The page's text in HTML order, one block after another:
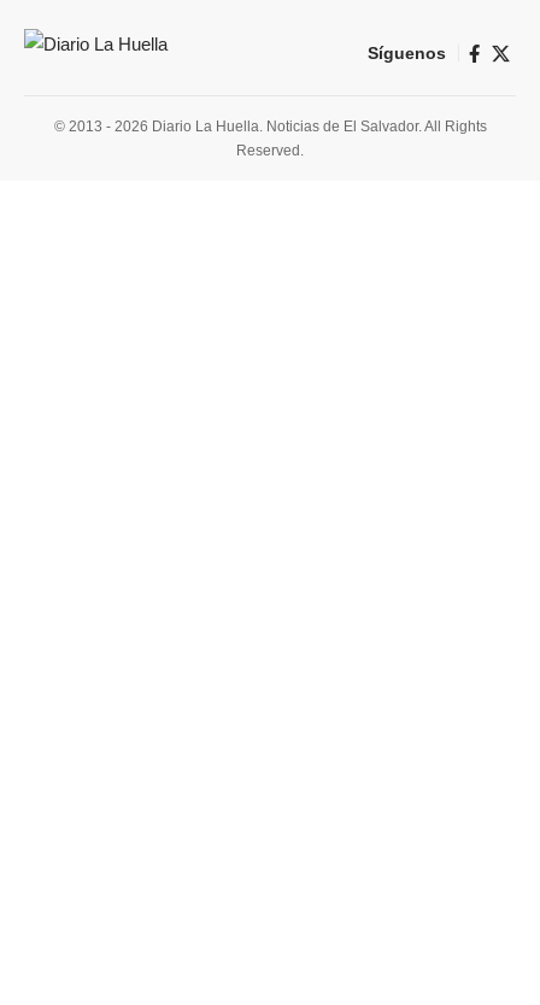
Síguenos
© 2013 - 2026 Diario La Huella. Noticias de El Salvador. All Rights
Reserved.